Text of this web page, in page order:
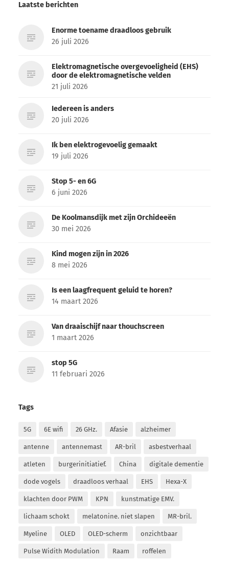
Laatste berichten
Enorme toename draadloos gebruik
26 juli 2026
Elektromagnetische overgevoeligheid (EHS)
door de elektromagnetische velden
21 juli 2026
Iedereen is anders
20 juli 2026
Ik ben elektrogevoelig gemaakt
19 juli 2026
Stop 5- en 6G
6 juni 2026
De Koolmansdijk met zijn Orchideeën
30 mei 2026
Kind mogen zijn in 2026
8 mei 2026
Is een laagfrequent geluid te horen?
14 maart 2026
Van draaischijf naar thouchscreen
1 maart 2026
stop 5G
11 februari 2026
Tags
5G 6E wifi 26 GHz. Afasie alzheimer
antenne antennemast AR-bril asbestverhaal
atleten burgerinitiatief. China digitale dementie
dode vogels draadloos verhaal EHS Hexa-X
klachten door PWM KPN kunstmatige EMV.
lichaam schokt melatonine. niet slapen MR-bril.
Myeline OLED OLED-scherm onzichtbaar
Pulse Widith Modulation Raam roffelen